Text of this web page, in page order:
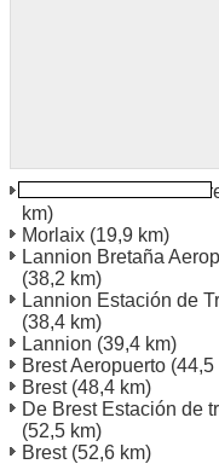
Morlaix Estación de
km)
Morlaix (19,9 km)
Lannion Bretaña
(38,2 km)
Lannion Estación de
(38,4 km)
Lannion (39,4 km)
Brest Aeropuerto (44,5
Brest(48,4 km)
De Brest Estación de
(52,5 km)
Brest(52,6 km)